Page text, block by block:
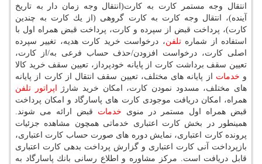
انتقال وجه مستمر كارت به كارت(انتقال وجه زمان دار به تاریخ
آینده)، انتقال وجه كارت به كارت گروهی (از یك كارت به چندین
كارت)، پرداخت قبض از سپرده و كارت، پرداخت قبض همراه اول با
استفاده از شمارهتلفن، درخواست خرید كارت هدیه، تغییر سپرده
اصلی كارت، درخواست افزودن/حذف حساب فرعی به/از كارت،
تعیین سقف برداشت كارت از پایانه خودپرداز، تعیین سقف خرید كالا
و خدمات از پایانه های مختلف، تعیین سقف انتقال از كارت از پایانه
های مختلف، مسدود نمودن كارت، امكان خرید شارژ
اپراتور
تلفن
همراه، امكان دریافت موجودی كارت های پاسارگاد و امكان پرداخت
قبض همراه اول مستمر در منوی خدمات قبض ارائه می شوند.
همینطور در بخش كارت اعتباری خدماتی همچون مشاهده جزئیات
پرونده كارت اعتباری، نمایش دوره های صورت حساب كارت اعتباری،
بازپرداخت آنی كارت اعتباری و گزارش پرداخت بدهی كارت اعتباری
قابل دریافت است. مركز مشاوره و اطلاع رسانی بانك پاسارگاد به